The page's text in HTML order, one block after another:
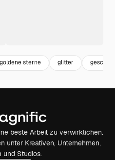
goldene sterne glitter
beste Arbeit zu verwirklichen.
unter Kreativen, Unternehmen,
und Studios.